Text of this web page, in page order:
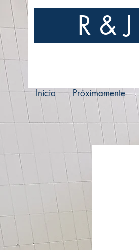
R &
Inicio Próximamente